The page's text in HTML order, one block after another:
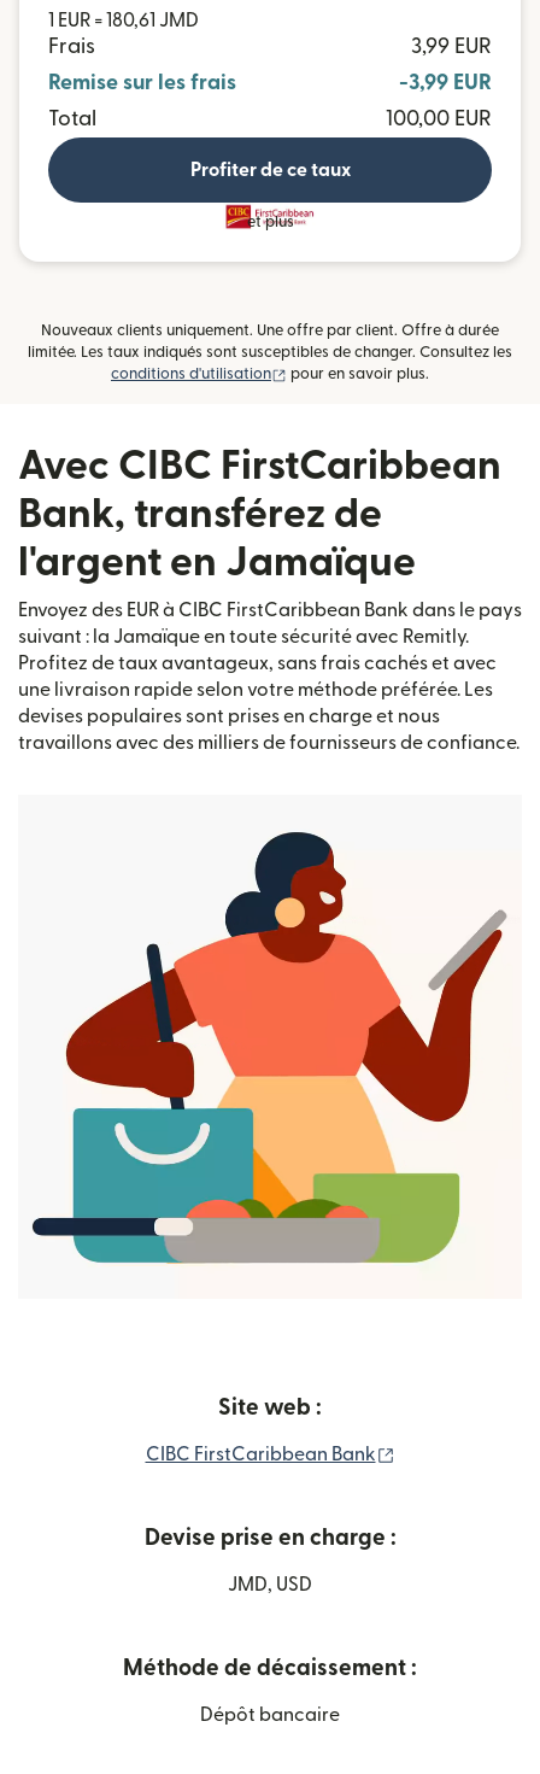
1 EUR = 180,61 JMD
Frais
3,99 EUR
Remise sur les frais
-3,99 EUR
Total
100,00 EUR
Profiter de ce taux
et plus
Nouveaux clients uniquement. Une offre par client. Offre à durée
limitée. Les taux indiqués sont susceptibles de changer. Consultez les
conditions d'utilisation
(s'ouvre dans une nouvelle fenêtre)
pour en savoir plus.
Avec CIBC FirstCaribbean
Bank, transférez de
l'argent en Jamaïque
Envoyez des EUR à CIBC FirstCaribbean Bank dans le pays
suivant : la Jamaïque en toute sécurité avec Remitly.
Profitez de taux avantageux, sans frais cachés et avec
une livraison rapide selon votre méthode préférée. Les
devises populaires sont prises en charge et nous
travaillons avec des milliers de fournisseurs de confiance.
Site web :
CIBC FirstCaribbean Bank
Devise prise en charge :
JMD, USD
Méthode de décaissement :
Dépôt bancaire